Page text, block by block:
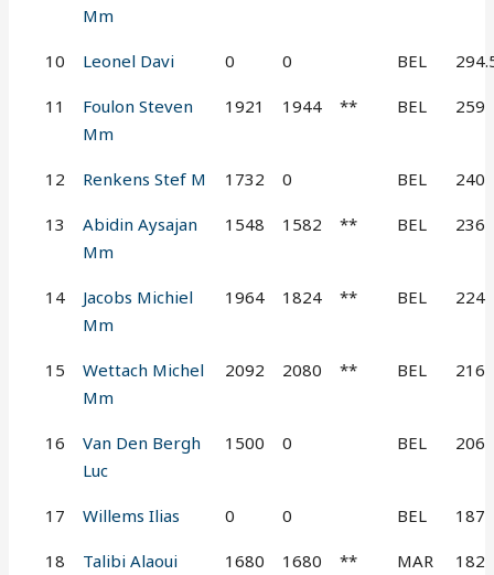
Mm
10 Leonel Davi 0 0 BEL
11
Foulon Steven
Mm
1921 1944 ** BEL 259
12 Renkens Stef M 1732 0 BEL 240
13
Abidin Aysajan
Mm
1548 1582 ** BEL 236
14
Jacobs Michiel
Mm
1964 1824 ** BEL 224
15
Wettach Michel
Mm
2092 2080 ** BEL 216
16
Van Den Bergh
Luc
1500 0 BEL 206
17 Willems Ilias 0 0 BEL 187
18
Talibi Alaoui
1680 1680 ** MAR 182